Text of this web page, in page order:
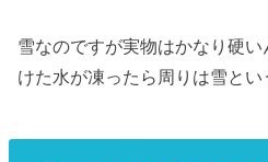
雪なのですが実物はかなり硬
けた水が凍ったら周りは雪と